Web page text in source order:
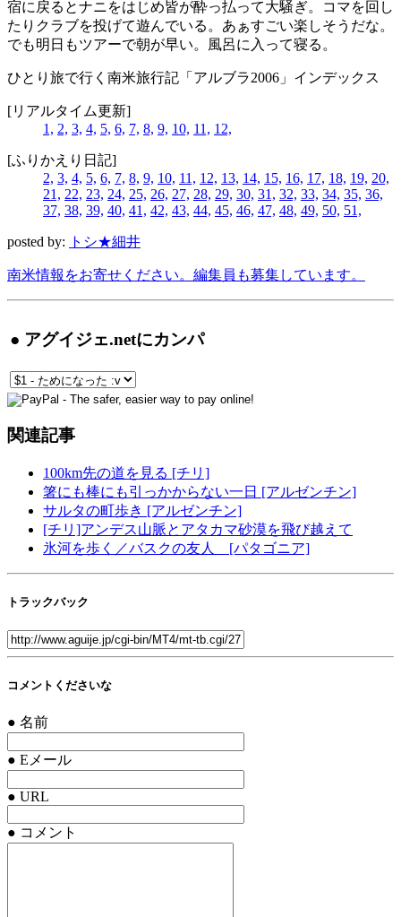
宿に戻るとナニをはじめ皆が酔っ払って大騒ぎ。コマを回し
たりクラブを投げて遊んでいる。あぁすごい楽しそうだな。
でも明日もツアーで朝が早い。風呂に入って寝る。
ひとり旅で行く南米旅行記「アルブラ2006」インデックス
[リアルタイム更新]
1, 2, 3, 4, 5, 6, 7, 8, 9, 10, 11, 12,
[ふりかえり日記]
2, 3, 4, 5, 6, 7, 8, 9, 10, 11, 12, 13, 14, 15, 16, 17, 18, 19, 20,
21, 22, 23, 24, 25, 26, 27, 28, 29, 30, 31, 32, 33, 34, 35, 36,
37, 38, 39, 40, 41, 42, 43, 44, 45, 46, 47, 48, 49, 50, 51,
posted by: トシ★細井
南米情報をお寄せください。編集員も募集しています。
● アグイジェ.netにカンパ
関連記事
100km先の道を見る [チリ]
箸にも棒にも引っかからない一日 [アルゼンチン]
サルタの町歩き [アルゼンチン]
[チリ]アンデス山脈とアタカマ砂漠を飛び越えて
氷河を歩く／バスクの友人 [パタゴニア]
トラックバック
コメントくださいな
● 名前
● Eメール
● URL
● コメント